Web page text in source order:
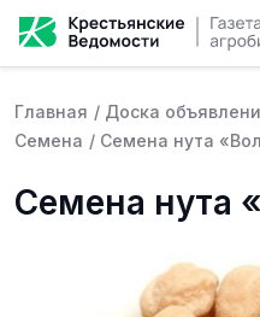
Главная / Доска
Семена / Семена нута
Семена нута